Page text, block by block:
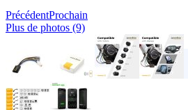
PrécédentProchain
Plus de photos (9)